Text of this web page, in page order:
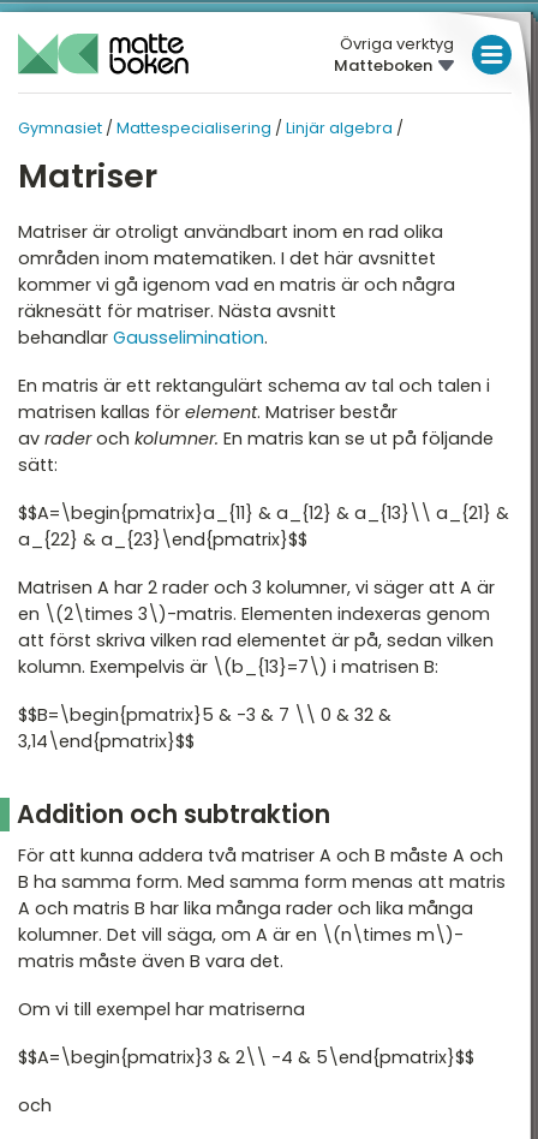
Övriga verktyg
Matteboken
Gymnasiet / Mattespecialisering / Linjär algebra /
Matriser
Matriser är otroligt användbart inom en rad olika
områden inom matematiken. I det här avsnittet
kommer vi gå igenom vad en matris är och några
räknesätt för matriser. Nästa avsnitt
behandlar Gausselimination.
En matris är ett rektangulärt schema av tal och talen i
matrisen kallas för element. Matriser består
av raderoch kolumner. En matris kan se ut på följande
sätt:
$$A=\begin{pmatrix}a_{11} & a_{12} & a_{13}\\ a_{21} &
a_{22} & a_{23}\end{pmatrix}$$
Matrisen A har 2 rader och 3 kolumner, vi säger att A är
en \(2\times 3\)-matris. Elementen indexeras genom
att först skriva vilken rad elementet är på, sedan vilken
kolumn. Exempelvis är \(b_{13}=7\) i matrisen B:
$$B=\begin{pmatrix}5 & -3 & 7 \\ 0 & 32 &
3,14\end{pmatrix}$$
Addition och subtraktion
För att kunna addera två matriser A och B måste A och
B ha samma form. Med samma form menas att matris
A och matris B har lika många rader och lika många
kolumner. Det vill säga, om A är en \(n\times m\)-
matris måste även B vara det.
Om vi till exempel har matriserna
$$A=\begin{pmatrix}3 & 2\\ -4 & 5\end{pmatrix}$$
och
LÅGSTADIET
MELLANSTADIET
GYMNASIET
Översikt
1
2
3
5
GYMNASIET
Översikt
Linjär algebra
Sannolikhetsteori
Logik
Beräkningsmatematik
Krypteringsmatematik
Grafteori
HÖGSKOLEPROV
MATTE PÅ LÄTT SV
KUL MED MATTE